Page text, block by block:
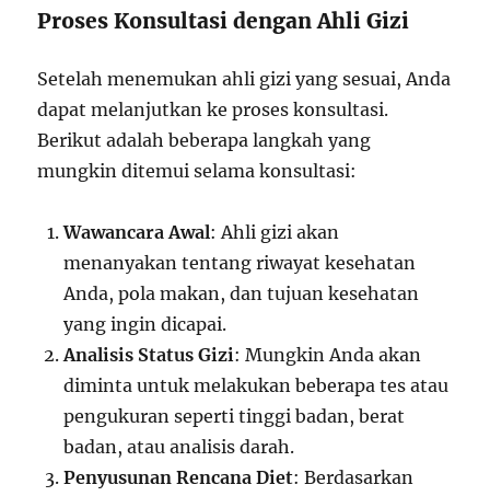
Proses Konsultasi dengan Ahli Gizi
Setelah menemukan ahli gizi yang sesuai, Anda
dapat melanjutkan ke proses konsultasi.
Berikut adalah beberapa langkah yang
mungkin ditemui selama konsultasi:
Wawancara Awal: Ahli gizi akan
menanyakan tentang riwayat kesehatan
Anda, pola makan, dan tujuan kesehatan
yang ingin dicapai.
Analisis Status Gizi: Mungkin Anda akan
diminta untuk melakukan beberapa tes atau
pengukuran seperti tinggi badan, berat
badan, atau analisis darah.
Penyusunan Rencana Diet: Berdasarkan